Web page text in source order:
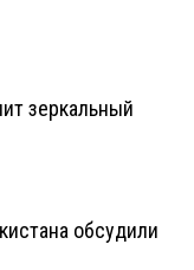
зеркальный
обсудили